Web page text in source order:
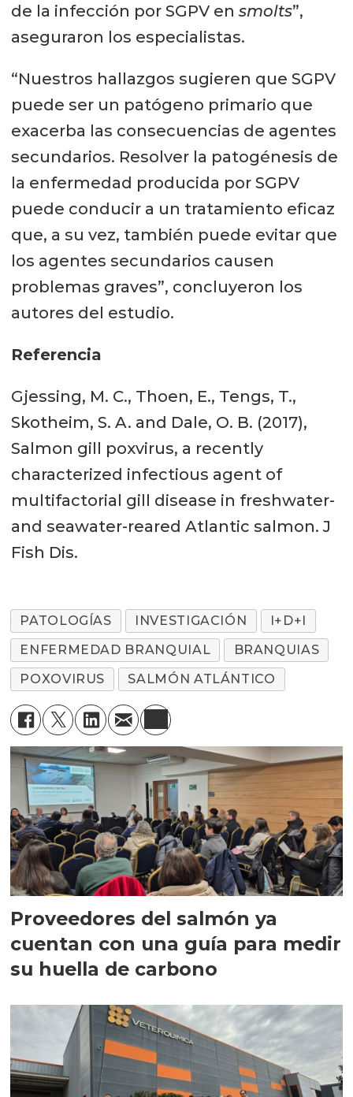
de la infección por SGPV en smolts”,
aseguraron los especialistas.
“Nuestros hallazgos sugieren que SGPV
puede ser un patógeno primario que
exacerba las consecuencias de agentes
secundarios. Resolver la patogénesis de
la enfermedad producida por SGPV
puede conducir a un tratamiento eficaz
que, a su vez, también puede evitar que
los agentes secundarios causen
problemas graves”, concluyeron los
autores del estudio.
Referencia
Gjessing, M. C., Thoen, E., Tengs, T.,
Skotheim, S. A. and Dale, O. B. (2017),
Salmon gill poxvirus, a recently
characterized infectious agent of
multifactorial gill disease in freshwater-
and seawater-reared Atlantic salmon. J
Fish Dis.
PATOLOGÍAS INVESTIGACIÓN
I+D+I
ENFERMEDAD BRANQUIAL
BRANQUIAS
POXOVIRUS
SALMÓN ATLÁNTICO
Proveedores del salmón ya
cuentan con una guía para medir
su huella de carbono